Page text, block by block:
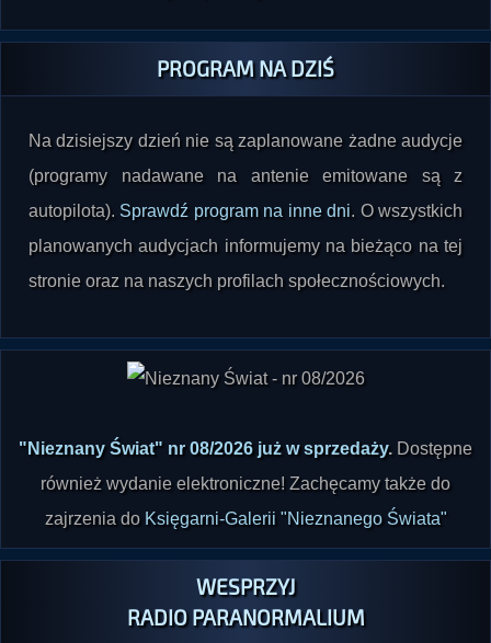
PROGRAM NA DZIŚ
Na dzisiejszy dzień nie są zaplanowane żadne audycje
(programy nadawane na antenie emitowane są z
autopilota). Sprawdź program na inne dni. O wszystkich
planowanych audycjach informujemy na bieżąco na tej
stronie oraz na naszych profilach społecznościowych.
"Nieznany Świat" nr 08/2026 już w sprzedaży. Dostępne
również wydanie elektroniczne! Zachęcamy także do
zajrzenia do Księgarni-Galerii "Nieznanego Świata"
WESPRZYJ
RADIO PARANORMALIUM